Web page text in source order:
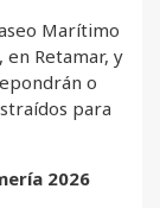
Marítimo
en Retamar, y
o
para
2026